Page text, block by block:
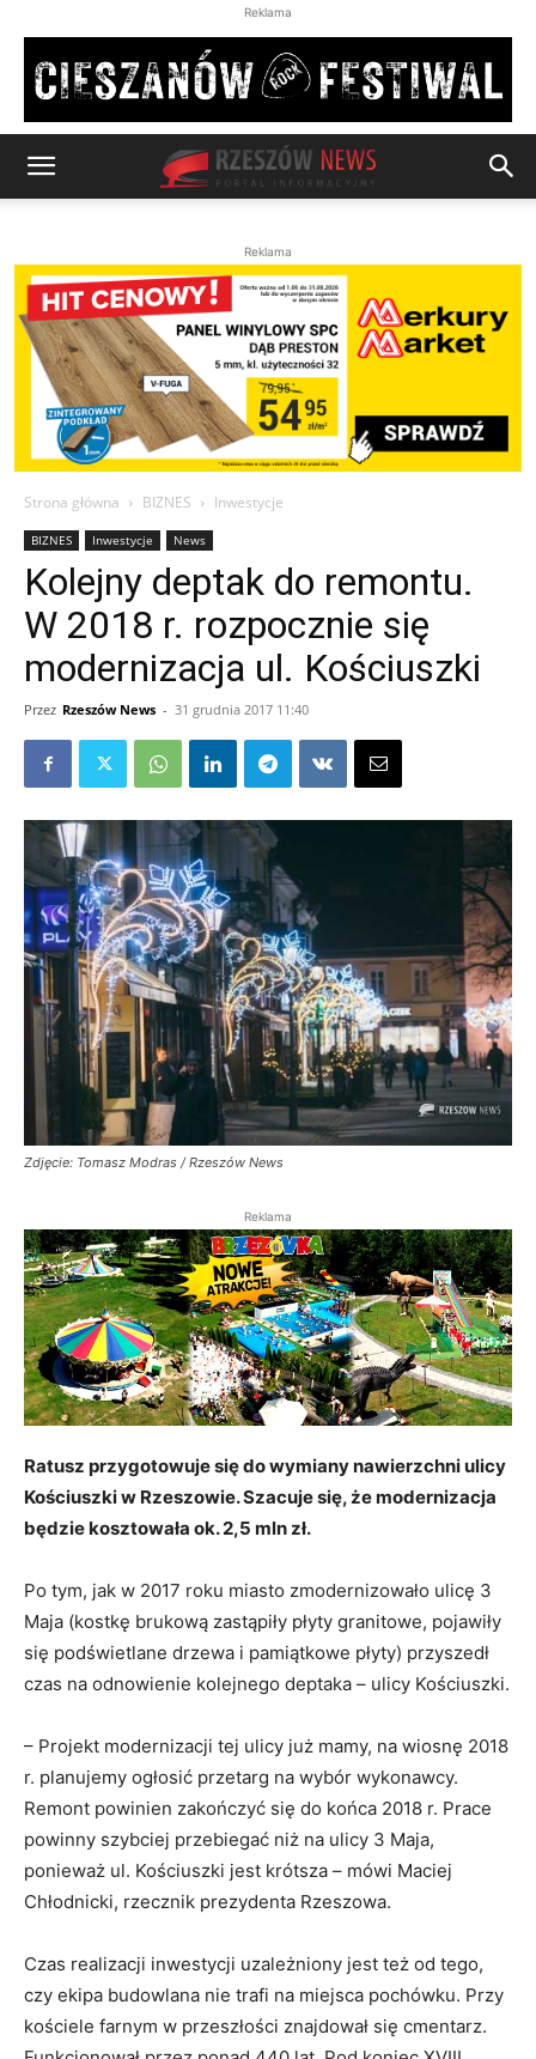
Reklama
Reklama
Strona główna BIZNES Inwestycje
BIZNES Inwestycje News
Kolejny deptak do remontu.
W 2018 r. rozpocznie się
modernizacja ul. Kościuszki
Przez Rzeszów News - 31 grudnia 2017 11:40
Zdjęcie: Tomasz Modras / Rzeszów News
Reklama
Ratusz przygotowuje się do wymiany nawierzchni ulicy
Kościuszki w Rzeszowie. Szacuje się, że modernizacja
będzie kosztowała ok. 2,5 mln zł.
Po tym, jak w 2017 roku miasto zmodernizowało ulicę 3
Maja (kostkę brukową zastąpiły płyty granitowe, pojawiły
się podświetlane drzewa i pamiątkowe płyty) przyszedł
czas na odnowienie kolejnego deptaka – ulicy Kościuszki.
– Projekt modernizacji tej ulicy już mamy, na wiosnę 2018
r. planujemy ogłosić przetarg na wybór wykonawcy.
Remont powinien zakończyć się do końca 2018 r. Prace
powinny szybciej przebiegać niż na ulicy 3 Maja,
ponieważ ul. Kościuszki jest krótsza – mówi Maciej
Chłodnicki, rzecznik prezydenta Rzeszowa.
Czas realizacji inwestycji uzależniony jest też od tego,
czy ekipa budowlana nie trafi na miejsca pochówku. Przy
kościele farnym w przeszłości znajdował się cmentarz.